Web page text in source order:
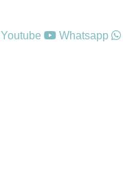
Youtube
Whatsapp